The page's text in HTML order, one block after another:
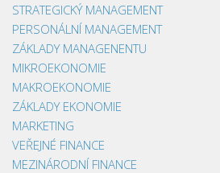
STRATEGICKÝ MANAGEMENT
PERSONÁLNÍ MANAGEMENT
ZÁKLADY MANAGENENTU
MIKROEKONOMIE
MAKROEKONOMIE
ZÁKLADY EKONOMIE
MARKETING
VEŘEJNÉ FINANCE
MEZINÁRODNÍ FINANCE